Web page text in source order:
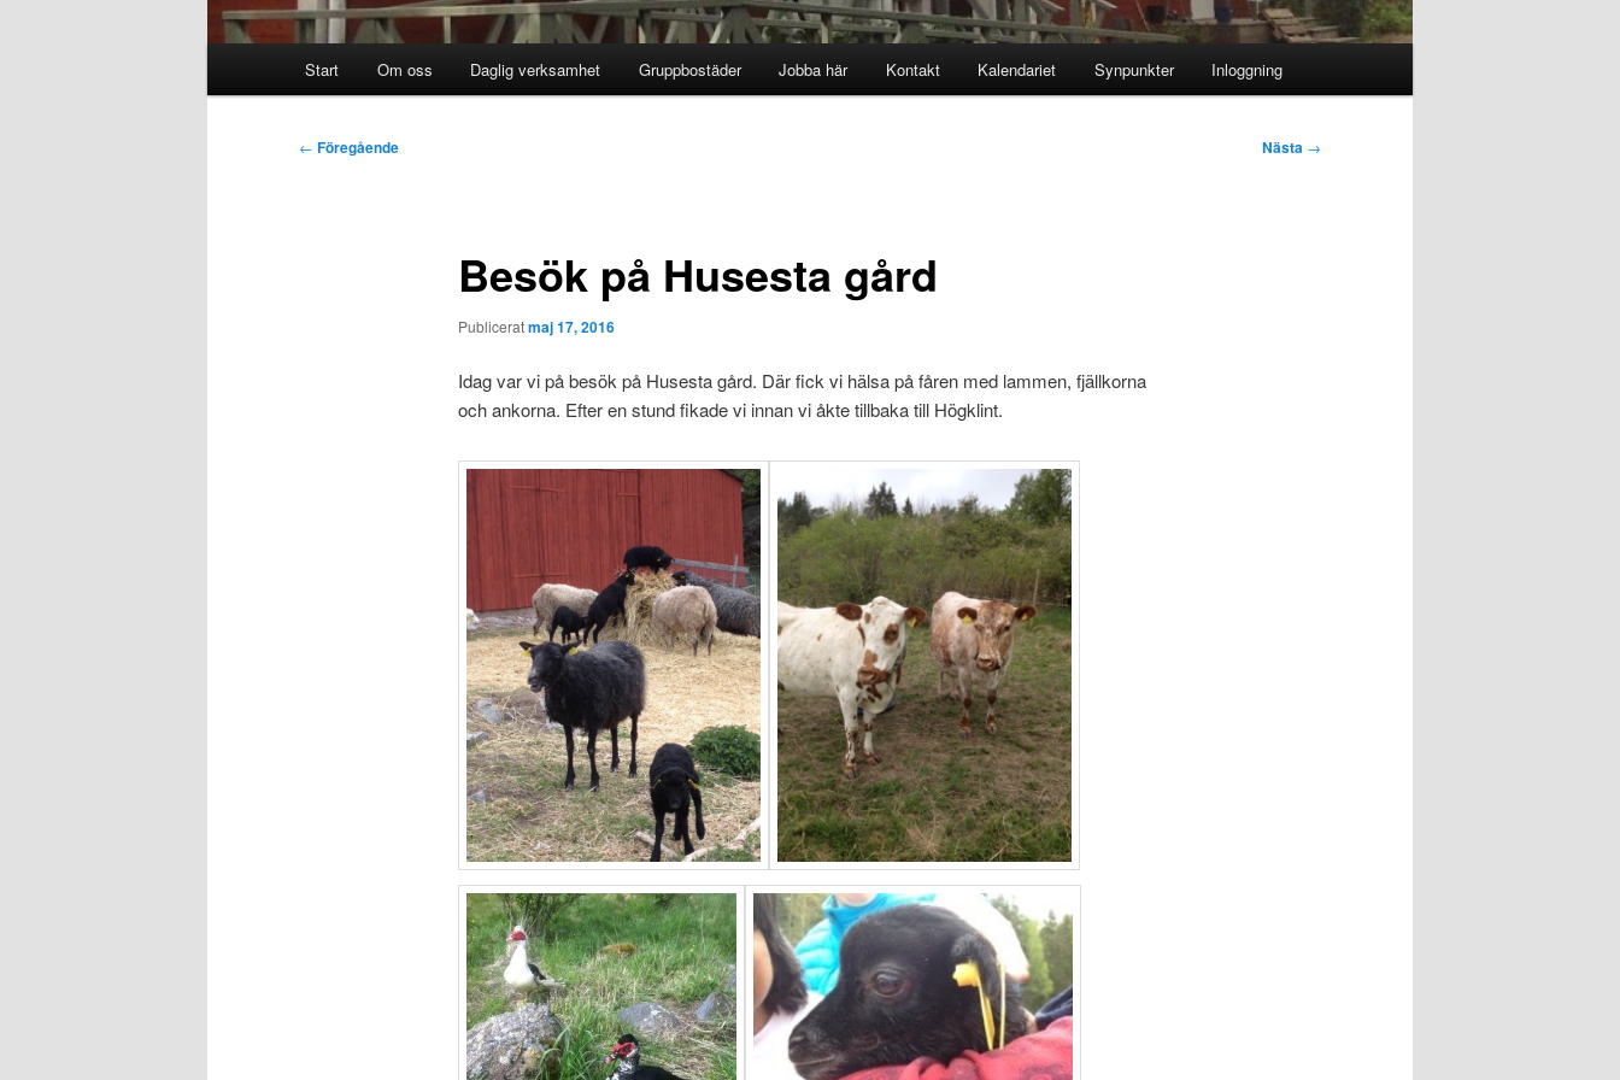
Start Om oss Daglig verksamhet Gruppbostäder Jobba här Kontakt Kalendariet Synpunkter Inloggning
Inläggsnavigering
← Föregående Nästa →
Besök på Husesta gård
Publiceratmaj 17, 2016
Idag var vi på besök på Husesta gård. Där fick vi hälsa på fåren med lammen, fjällkorna
och ankorna. Efter en stund fikade vi innan vi åkte tillbaka till Högklint.